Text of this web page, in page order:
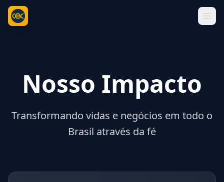
Nosso Impacto
Transformando vidas e negócios em todo o
Brasil através da fé